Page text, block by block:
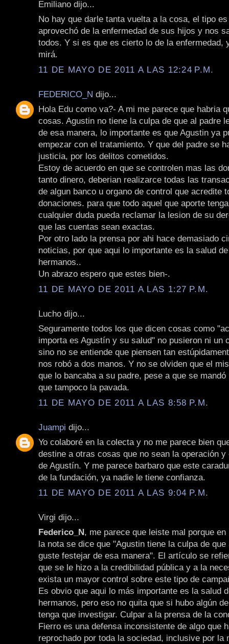
Emiliano dijo...
No hay que darle tanta vuelta a la cosa, el tipo
aprovechó de la enfermedad de sus hijos y nos
todos. Y si es que es cierto lo de la enfermedad,
mirá.
11 DE MAYO DE 2011 A LAS 12:24 P.M.
FEDERICO_N dijo...
Hola Edu como va?- A mi me parece que habria
cosas. Agustin no tiene la culpa de que al padre
de esa manera, lo importante es que Agustin ya
empezar con el tratamiento. Y que del padre se
justicia, por los delitos cometidos.
Estoy de acuerdo en que se controlen mas las
tanto dinero, deberian realizarce todas las
de algun banco u organo de control que acredite
donaciones. para que todo aquel que aporte
cualquier duda pueda reclamar la lesion de su
que las cuentas sean exactas.
Por otro lado la prensa por ahi hace demasiado
noticias, por que aqui lo importante es la salud
hermanos..
Un abrazo espero que estes bien-.
11 DE MAYO DE 2011 A LAS 1:27 P.M.
Lucho dijo...
Seguramente todos los que dicen cosas como
importa es Agustín y su salud" no pusieron ni un
sino no se entiende que piensen tan
nos robó a dos manos. Y no se olviden que el
que lo bancaba a su padre, pese a que se
que tampoco la pavada.
11 DE MAYO DE 2011 A LAS 8:58 P.M.
Juampi dijo...
Yo colaboré en la colecta y no me parece bien
destine a otras cosas que no sean la operación y
de Agustín. Y me parece barbaro que este
de la fundación, ya nadie le tiene confianza.
11 DE MAYO DE 2011 A LAS 9:04 P.M.
Virgi dijo...
Federico_N, me parece que leiste mal porque en
la nota se dice que "Agustin tiene la culpa de que
guste festejar de esa manera". El artículo se
que se le hizo a la credibilidad pública y a la
exista un mayor control sobre este tipo de
Es obvio que aqui lo más importante es la salud
hermanos, pero eso no quita que si hubo algún
tenga que investigar. Culpar a la prensa de la
Fierro es una defensa inconsistente de algo que
reprochado por toda la sociedad, inclusive por la